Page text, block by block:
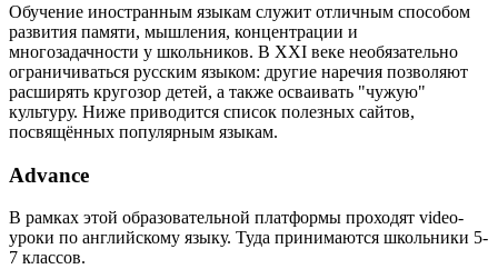
Обучение иностранным языкам служит отличным способом
развития памяти, мышления, концентрации и
многозадачности у школьников. В XXI веке необязательно
ограничиваться русским языком: другие наречия позволяют
расширять кругозор детей, а также осваивать "чужую"
культуру. Ниже приводится список полезных сайтов,
посвящённых популярным языкам.
Advance
В рамках этой образовательной платформы проходят video-
уроки по английскому языку. Туда принимаются школьники 5-
7 классов.